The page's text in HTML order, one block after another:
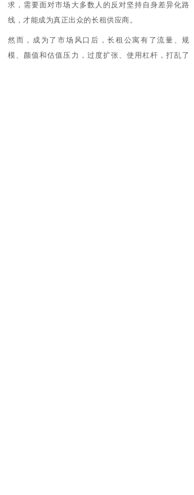
求，需要面对市场大多数人的反对坚持自身差异化路
线，才能成为真正出众的长租供应商。
然而，成为了市场风口后，长租公寓有了流量、规
模、颜值和估值压力，过度扩张、使用杠杆，打乱了